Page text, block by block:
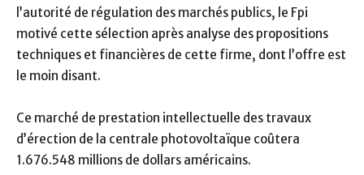
l’autorité de régulation des marchés publics, le Fpi
motivé cette sélection après analyse des propositions
techniques et financières de cette firme, dont l’offre est
le moin disant.
Ce marché de prestation intellectuelle des travaux
d’érection de la centrale photovoltaïque coûtera
1.676.548 millions de dollars américains.